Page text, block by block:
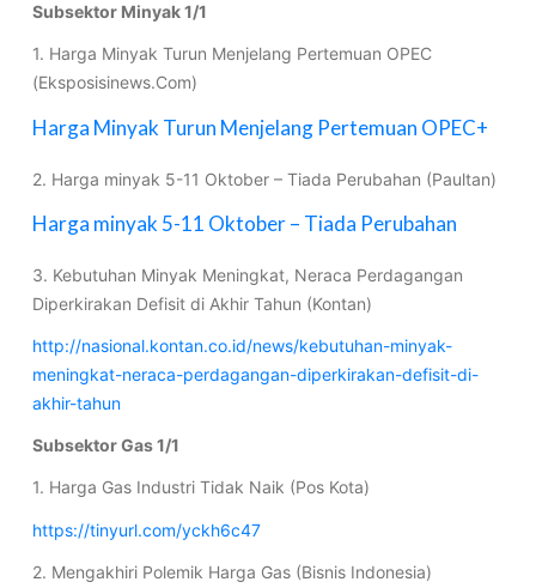
Subsektor Minyak 1/1
1. Harga Minyak Turun Menjelang Pertemuan OPEC
(Eksposisinews.Com)
Harga Minyak Turun Menjelang Pertemuan OPEC+
2. Harga minyak 5-11 Oktober – Tiada Perubahan (Paultan)
Harga minyak 5-11 Oktober – Tiada Perubahan
3. Kebutuhan Minyak Meningkat, Neraca Perdagangan
Diperkirakan Defisit di Akhir Tahun (Kontan)
http://nasional.kontan.co.id/news/kebutuhan-minyak-
meningkat-neraca-perdagangan-diperkirakan-defisit-di-
akhir-tahun
Subsektor Gas 1/1
1. Harga Gas Industri Tidak Naik (Pos Kota)
https://tinyurl.com/yckh6c47
2. Mengakhiri Polemik Harga Gas (Bisnis Indonesia)